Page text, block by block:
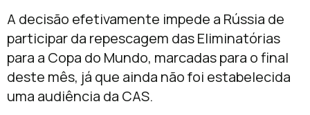
A decisão efetivamente impede a Rússia de
participar da repescagem das Eliminatórias
para a Copa do Mundo, marcadas para o final
deste mês, já que ainda não foi estabelecida
uma audiência da CAS.